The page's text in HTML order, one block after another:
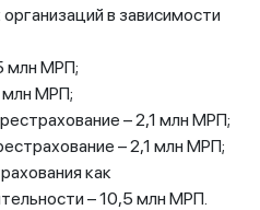
в зависимости
млн МРП;
млн МРП;
– 2,1 млн МРП;
– 2,1 млн МРП;
как
– 10,5 млн МРП.